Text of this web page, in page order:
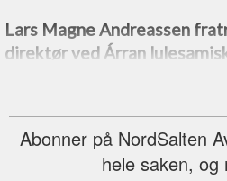
Lars Magne Andreassen
direktør ved Árran
Abonner på NordSalten
hele saken, og